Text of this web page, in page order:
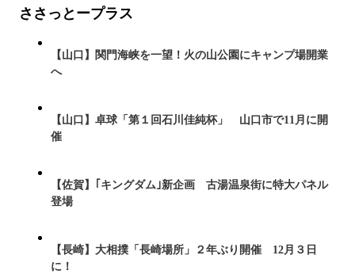
ささっとープラス
【山口】関門海峡を一望！火の山公園にキャンプ場開業
へ
【山口】卓球「第１回石川佳純杯」 山口市で11月に開
催
【佐賀】｢キングダム｣新企画 古湯温泉街に特大パネル
登場
【長崎】大相撲「長崎場所」２年ぶり開催 12月３日
に！